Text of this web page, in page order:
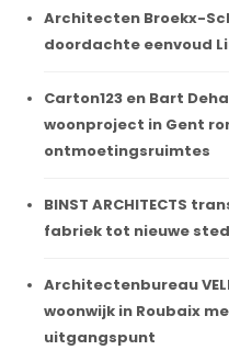
Architecten Broekx-
doordachte eenvoud
Carton123 en Bart
woonproject in Gent
ontmoetingsruimtes
BINST ARCHITECTS
fabriek tot nieuwe
Architectenbureau
woonwijk in Roubaix
uitgangspunt